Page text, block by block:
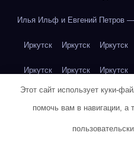
Илья Ильф и Евгений Петров
Иркутск Иркутск Иркутск
Иркутск Иркутск Иркутск
Иркутск Иркутск Иркутск
Этот сайт использует куки-
помочь вам в навигации, а